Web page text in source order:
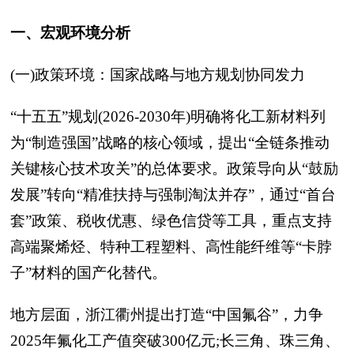
一、宏观环境分析
(一)政策环境：国家战略与地方规划协同发力
“十五五”规划(2026-2030年)明确将化工新材料列
为“制造强国”战略的核心领域，提出“全链条推动
关键核心技术攻关”的总体要求。政策导向从“鼓励
发展”转向“精准扶持与强制淘汰并存”，通过“首台
套”政策、税收优惠、绿色信贷等工具，重点支持
高端聚烯烃、特种工程塑料、高性能纤维等“卡脖
子”材料的国产化替代。
地方层面，浙江衢州提出打造“中国氟谷”，力争
2025年氟化工产值突破300亿元;长三角、珠三角、